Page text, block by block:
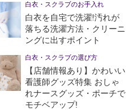
白衣・スクラブのお手入れ
白衣を自宅で洗濯!汚れが
落ちる洗濯方法・クリーニ
ングに出すポイント
白衣・スクラブの選び方
【店舗情報あり】かわいい
看護師グッズ特集 おしゃ
れナースグッズ・ポーチで
モチベアップ!